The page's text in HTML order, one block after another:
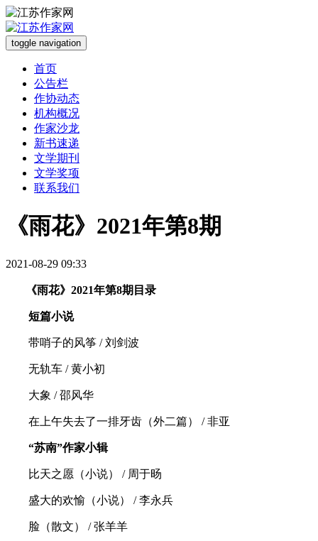
toggle navigation
首页
公告栏
作协动态
机构概况
作家沙龙
新书速递
文学期刊
文学奖项
联系我们
《雨花》2021年第8期
2021-08-29 09:33
《雨花》2021年第8期目录
短篇小说
带哨子的风筝 / 刘剑波
无轨车 / 黄小初
大象 / 邵风华
在上午失去了一排牙齿（外二篇） / 非亚
“苏南”作家小辑
比天之愿（小说） / 周于旸
盛大的欢愉（小说） / 李永兵
脸（散文） / 张羊羊